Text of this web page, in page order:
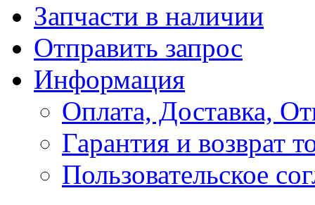
Запчасти в наличии
Отправить запрос
Информация
Оплата, Доставка,
Гарантия и возврат
Пользовательское